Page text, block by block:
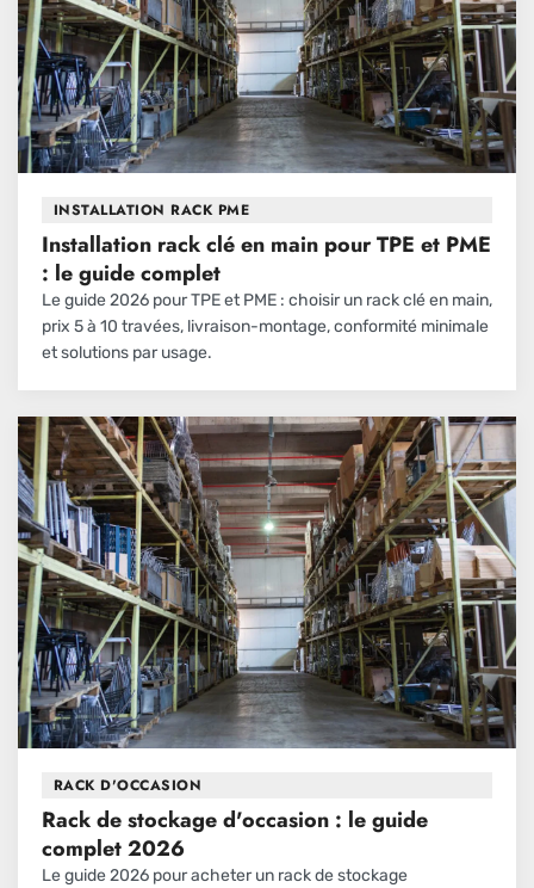
INSTALLATION RACK PME
Installation rack clé en main pour TPE et PME
: le guide complet
Le guide 2026 pour TPE et PME : choisir un rack clé en main,
prix 5 à 10 travées, livraison-montage, conformité minimale
et solutions par usage.
RACK D'OCCASION
Rack de stockage d'occasion : le guide
complet 2026
Le guide 2026 pour acheter un rack de stockage